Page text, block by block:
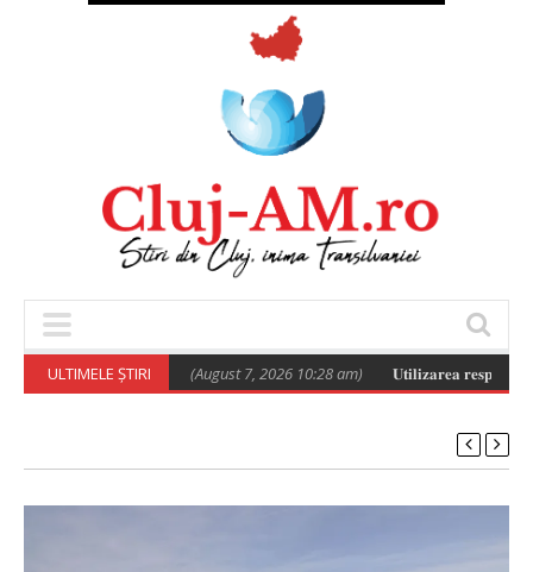
ULTIMELE ȘTIRI
de la Pata Rât (August 7, 2026 10:28 am) 𝐔𝐭𝐢𝐥𝐢𝐳𝐚𝐫𝐞𝐚